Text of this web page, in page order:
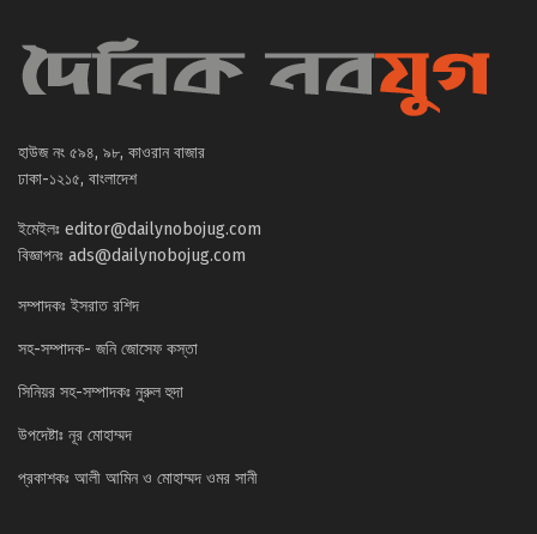
হাউজ নং ৫৯৪, ৯৮, কাওরান বাজার
ঢাকা-১২১৫, বাংলাদেশ
ইমেইলঃ editor@dailynobojug.com
বিজ্ঞাপনঃ ads@dailynobojug.com
সম্পাদকঃ ইসরাত রশিদ
সহ-সম্পাদক- জনি জোসেফ কস্তা
সিনিয়র সহ-সম্পাদকঃ নুরুল হুদা
উপদেষ্টাঃ নূর মোহাম্মদ
প্রকাশকঃ আলী আমিন ও মোহাম্মদ ওমর সানী